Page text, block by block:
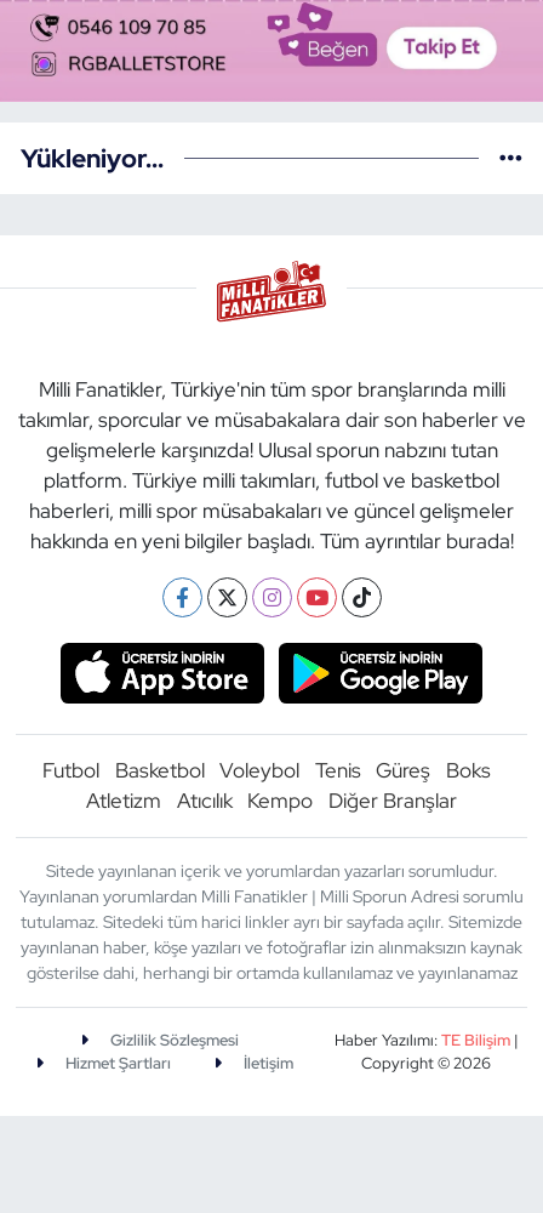
Yükleniyor...
Milli Fanatikler, Türkiye'nin tüm spor branşlarında milli
takımlar, sporcular ve müsabakalara dair son haberler ve
gelişmelerle karşınızda! Ulusal sporun nabzını tutan
platform. Türkiye milli takımları, futbol ve basketbol
haberleri, milli spor müsabakaları ve güncel gelişmeler
hakkında en yeni bilgiler başladı. Tüm ayrıntılar burada!
Futbol Basketbol Voleybol Tenis Güreş
Boks
Atletizm
Atıcılık Kempo Diğer Branşlar
Sitede yayınlanan içerik ve yorumlardan yazarları sorumludur.
Yayınlanan yorumlardan Milli Fanatikler | Milli Sporun Adresi sorumlu
tutulamaz. Sitedeki tüm harici linkler ayrı bir sayfada açılır. Sitemizde
yayınlanan haber, köşe yazıları ve fotoğraflar izin alınmaksızın kaynak
gösterilse dahi, herhangi bir ortamda kullanılamaz ve yayınlanamaz
Gizlilik Sözleşmesi
Hizmet Şartları
İletişim
Haber Yazılımı:TE Bilişim|
Copyright © 2026